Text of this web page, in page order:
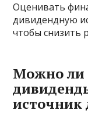
Оценивать
дивидендную
чтобы снизить
Можно ли
источник